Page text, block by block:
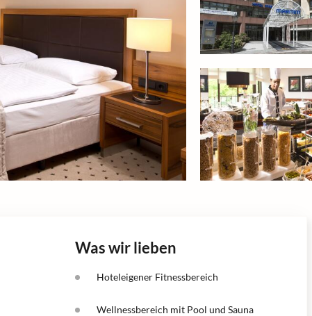
Was wir lieben
Hoteleigener Fitnessbereich
Wellnessbereich mit Pool und Sauna